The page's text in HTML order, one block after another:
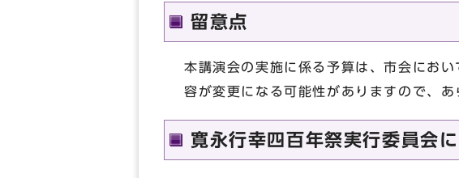
留意点
本講演会の実施に係る予算は、市会にお
容が変更になる可能性がありますので、あ
寛永行幸四百年祭実行委員会